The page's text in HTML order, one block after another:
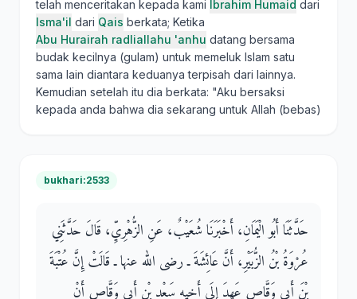
telah menceritakan kepada kami Ibrahim Humaid dari
Isma'il dari Qais berkata; Ketika
Abu Hurairah radliallahu 'anhu datang bersama
budak kecilnya (gulam) untuk memeluk Islam satu
sama lain diantara keduanya terpisah dari lainnya.
Kemudian setelah itu dia berkata: "Aku bersaksi
kepada anda bahwa dia sekarang untuk Allah (bebas)
bukhari:2533
حَدَّثَنَا أَبُو الْيَمَانِ، أَخْبَرَنَا شُعَيْبٌ، عَنِ الزُّهْرِيِّ، قَالَ حَدَّثَنِي
عُرْوَةُ بْنُ الزُّبَيْرِ، أَنَّ عَائِشَةَ ـ رضى الله عنها ـ قَالَتْ إِنَّ عُتْبَةَ
بْنَ أَبِي وَقَّاصٍ عَهِدَ إِلَى أَخِيهِ سَعْدِ بْنِ أَبِي وَقَّاصٍ أَنْ